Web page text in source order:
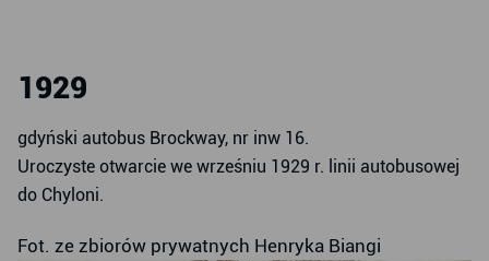
1929
gdyński autobus Brockway, nr inw 16.
Uroczyste otwarcie we wrześniu 1929 r. linii autobusowej
do Chyloni.
Fot. ze zbiorów prywatnych Henryka Biangi